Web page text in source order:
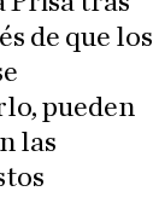
de que los
pueden
las